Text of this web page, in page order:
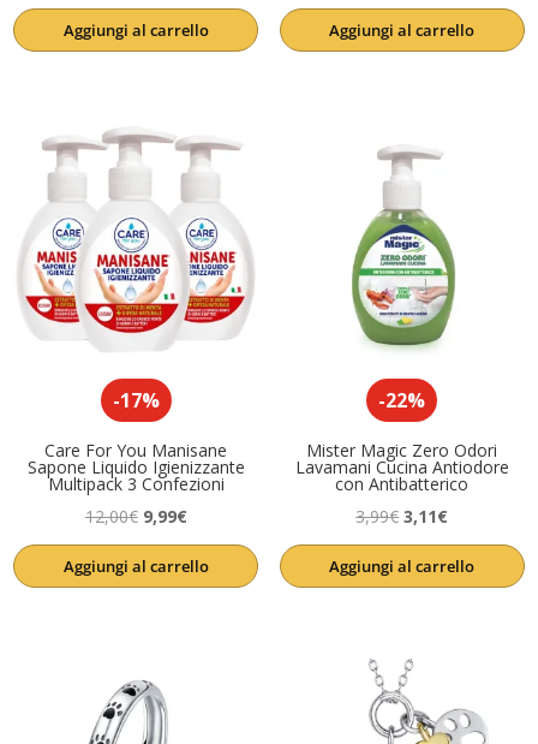
prezzo
originale
prezzo
attuale
Aggiungi al carrello
prezzo
originale
prezzo
attuale
Aggiungi al carrello
-17%
Care For You Manisane
Sapone Liquido Igienizzante
Multipack 3 Confezioni
12,00€ Il
prezzo
originale
9,99€Il
prezzo
attuale
Aggiungi al carrello
-22%
Mister Magic Zero Odori
Lavamani Cucina Antiodore
con Antibatterico
3,99€ Il
prezzo
originale
3,11€Il
prezzo
attuale
Aggiungi al carrello